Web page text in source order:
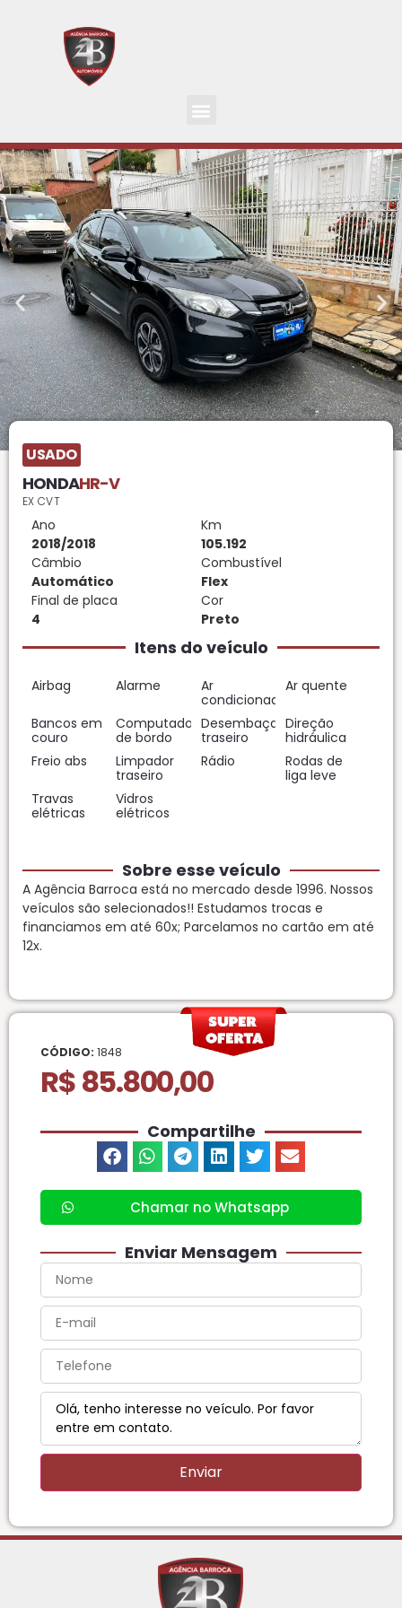
USADO
HONDAHR-V
EX CVT
Ano
2018/2018
Km
105.192
Câmbio
Automático
Combustível
Flex
Final de placa
4
Cor
Preto
Itens do veículo
Airbag Alarme
Ar
condicionado
Ar quente
Bancos em
couro
Computador
de bordo
Desembaçador
traseiro
Direção
hidráulica
Freio abs
Limpador
traseiro
Rádio
Rodas de
liga leve
Travas
elétricas
Vidros
elétricos
Sobre esse veículo
A Agência Barroca está no mercado desde 1996. Nossos
veículos são selecionados!! Estudamos trocas e
financiamos em até 60x; Parcelamos no cartão em até
12x.
CÓDIGO: 1848
R$ 85.800,00
Compartilhe
Chamar no Whatsapp
Enviar Mensagem
Enviar